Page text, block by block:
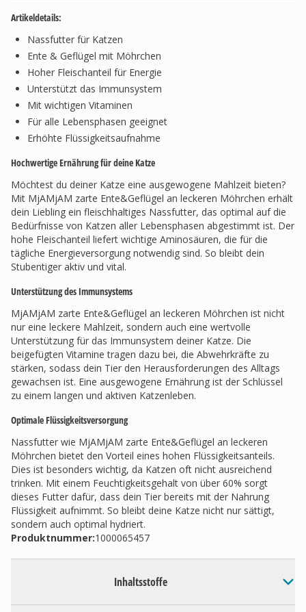
Artikeldetails:
Nassfutter für Katzen
Ente & Geflügel mit Möhrchen
Hoher Fleischanteil für Energie
Unterstützt das Immunsystem
Mit wichtigen Vitaminen
Für alle Lebensphasen geeignet
Erhöhte Flüssigkeitsaufnahme
Hochwertige Ernährung für deine Katze
Möchtest du deiner Katze eine ausgewogene Mahlzeit bieten?
Mit MjAMjAM zarte Ente&Geflügel an leckeren Möhrchen erhält
dein Liebling ein fleischhaltiges Nassfutter, das optimal auf die
Bedürfnisse von Katzen aller Lebensphasen abgestimmt ist. Der
hohe Fleischanteil liefert wichtige Aminosäuren, die für die
tägliche Energieversorgung notwendig sind. So bleibt dein
Stubentiger aktiv und vital.
Unterstützung des Immunsystems
MjAMjAM zarte Ente&Geflügel an leckeren Möhrchen ist nicht
nur eine leckere Mahlzeit, sondern auch eine wertvolle
Unterstützung für das Immunsystem deiner Katze. Die
beigefügten Vitamine tragen dazu bei, die Abwehrkräfte zu
stärken, sodass dein Tier den Herausforderungen des Alltags
gewachsen ist. Eine ausgewogene Ernährung ist der Schlüssel
zu einem langen und aktiven Katzenleben.
Optimale Flüssigkeitsversorgung
Nassfutter wie MjAMjAM zarte Ente&Geflügel an leckeren
Möhrchen bietet den Vorteil eines hohen Flüssigkeitsanteils.
Dies ist besonders wichtig, da Katzen oft nicht ausreichend
trinken. Mit einem Feuchtigkeitsgehalt von über 60% sorgt
dieses Futter dafür, dass dein Tier bereits mit der Nahrung
Flüssigkeit aufnimmt. So bleibt deine Katze nicht nur sättigt,
sondern auch optimal hydriert.
Produktnummer:1000065457
Inhaltsstoffe